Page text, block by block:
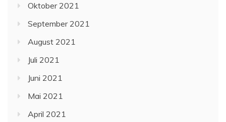
Oktober 2021
September 2021
August 2021
Juli 2021
Juni 2021
Mai 2021
April 2021